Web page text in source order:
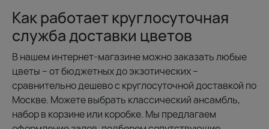
Как работает круглосуточная
служба доставки цветов
В нашем интернет-магазине можно заказать любые
цветы – от бюджетных до экзотических –
сравнительно дешево с круглосуточной доставкой по
Москве. Можете выбрать классический ансамбль,
набор в корзине или коробке. Мы предлагаем